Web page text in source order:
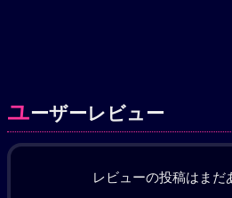
ユーザーレビュー
レビューの投稿はまだ